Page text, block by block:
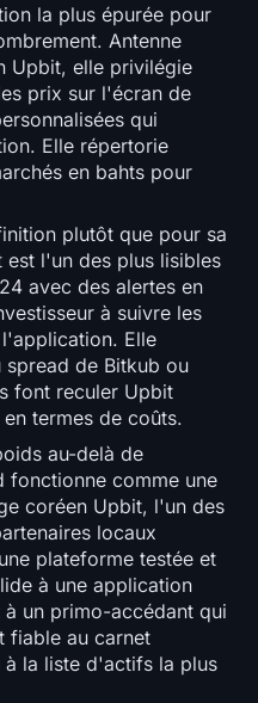
la plus épurée pour
Antenne
Upbit, elle privilégie
prix sur l'écran de
qui
Elle répertorie
en bahts pour
plutôt que pour sa
l'un des plus lisibles
avec des alertes en
à suivre les
Elle
de Bitkub ou
font reculer Upbit
termes de coûts.
au-delà de
fonctionne comme une
coréen Upbit, l'un des
locaux
plateforme testée et
à une application
un primo-accédant qui
fiable au carnet
la liste d'actifs la plus